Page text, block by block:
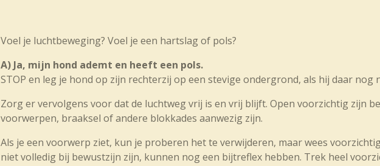
Voel je luchtbeweging? Voel je een hartslag of pols?
A) Ja, mijn hond ademt en heeft een pols.
STOP en leg je hond op zijn rechterzij op een stevige ondergrond, als hij daar nog
Zorg er vervolgens voor dat de luchtweg vrij is en vrij blijft. Open voorzichtig zijn
voorwerpen, braaksel of andere blokkades aanwezig zijn.
Als je een voorwerp ziet, kun je proberen het te verwijderen, maar wees
niet volledig bij bewustzijn zijn, kunnen nog een bijtreflex hebben. Trek heel